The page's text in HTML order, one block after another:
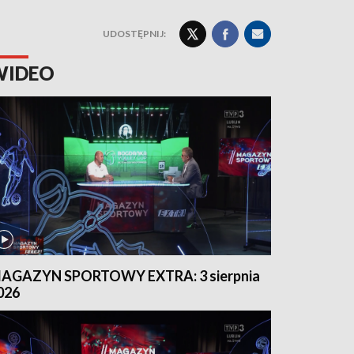
UDOSTĘPNIJ:
SPORTOWY EXTRA: 3 sierpnia